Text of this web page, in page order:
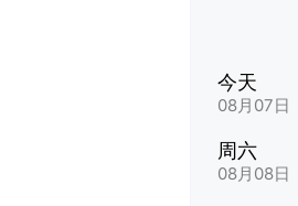
今天
08月07日
周六
08月08日